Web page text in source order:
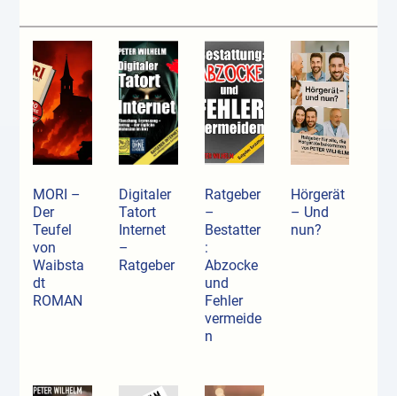
MORI –
Der
Teufel
von
Waibsta
dt
ROMAN
Digitaler
Tatort
Internet
–
Ratgeber
Ratgeber
–
Bestatter
:
Abzocke
und
Fehler
vermeide
n
Hörgerät
– Und
nun?